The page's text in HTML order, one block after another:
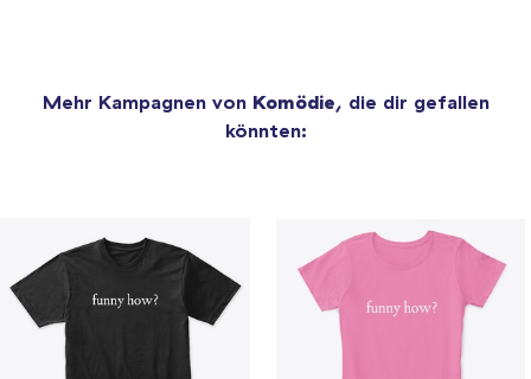
Mehr Kampagnen von Komödie, die dir gefallen
könnten: